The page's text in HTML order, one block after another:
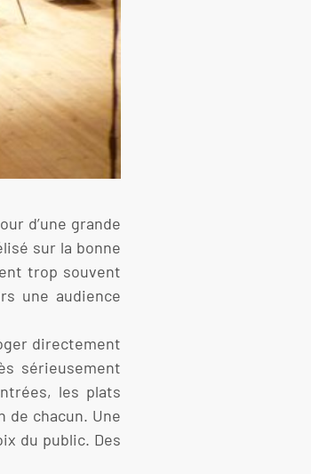
d’une grande
sur la bonne
trop souvent
une audience
directement
sérieusement
les plats
chacun. Une
du public. Des